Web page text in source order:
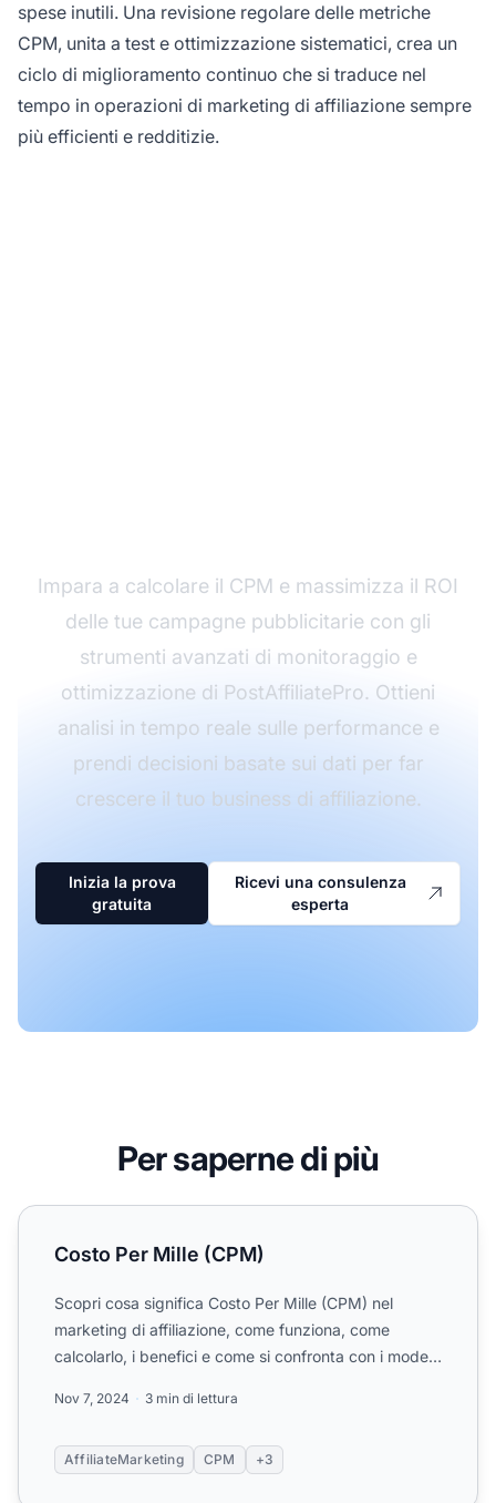
spese inutili. Una revisione regolare delle metriche
CPM, unita a test e ottimizzazione sistematici, crea un
ciclo di miglioramento continuo che si traduce nel
tempo in operazioni di marketing di affiliazione sempre
più efficienti e redditizie.
Impara a calcolare il CPM e massimizza il ROI
delle tue campagne pubblicitarie con gli
strumenti avanzati di monitoraggio e
ottimizzazione di PostAffiliatePro. Ottieni
analisi in tempo reale sulle performance e
prendi decisioni basate sui dati per far
crescere il tuo business di affiliazione.
Inizia la prova
gratuita
Ricevi una consulenza
esperta
Per saperne di più
Costo Per Mille (CPM)
Costo Per Mille (CPM)
Scopri cosa significa Costo Per Mille (CPM) nel
marketing di affiliazione, come funziona, come
calcolarlo, i benefici e come si confronta con i modelli
Nov 7, 2024 3 min di lettura
AffiliateMarketing CPM +3